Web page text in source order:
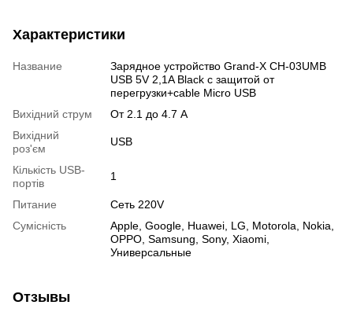
Характеристики
Название
Зарядное устройство Grand-X CH-03UMB
USB 5V 2,1A Black с защитой от
перегрузки+cable Micro USB
Вихідний струм
От 2.1 до 4.7 А
Вихідний
роз'єм
USB
Кількість USB-
портів
1
Питание
Сеть 220V
Сумісність
Apple, Google, Huawei, LG, Motorola, Nokia,
OPPO, Samsung, Sony, Xiaomi,
Универсальные
Отзывы